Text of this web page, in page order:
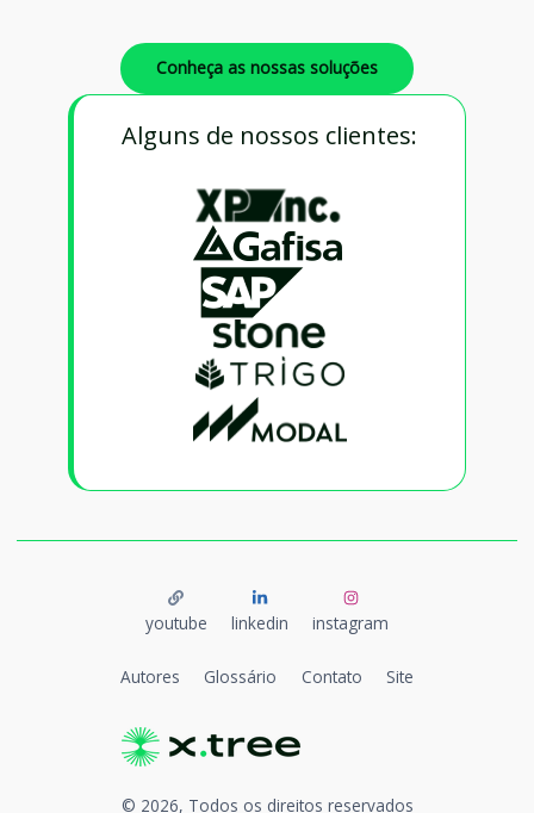
Conheça as nossas soluções
Alguns de nossos clientes:
© 2026, Todos os direitos reservados
Autores Glossário Contato Site
youtube linkedin instagram